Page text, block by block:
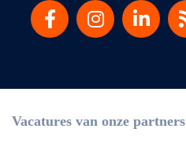
Vacatures van onze partners